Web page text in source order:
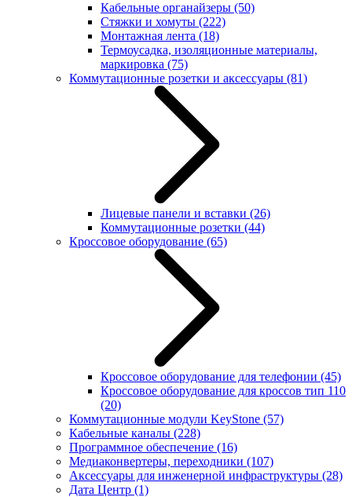
Кабельные органайзеры (50)
Стяжки и хомуты (222)
Монтажная лента (18)
Термоусадка, изоляционные материалы,
маркировка (75)
Коммутационные розетки и аксессуары (81)
Лицевые панели и вставки (26)
Коммутационные розетки (44)
Кроссовое оборудование (65)
Кроссовое оборудование для телефонии (45)
Кроссовое оборудование для кроссов тип 110
(20)
Коммутационные модули KeyStone (57)
Кабельные каналы (228)
Программное обеспечение (16)
Медиаконвертеры, переходники (107)
Аксессуары для инженерной инфраструктуры (28)
Дата Центр (1)